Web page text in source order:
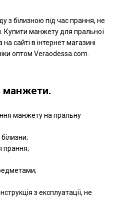
з білизною під час прання, не
Купити манжету для пральної
сайті в інтернет магазині
оптом Veraodessa.com.
манжету на пральну
прання;
з експлуатації, не